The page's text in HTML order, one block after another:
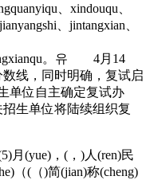
、xindouqu、
、jintangxian、
。유 4月14
线，同时明确，复试启
单位自主确定复试办
生单位将陆续组织复
(yue)，(，)人(ren)民
（(（)简(jian)称(cheng)